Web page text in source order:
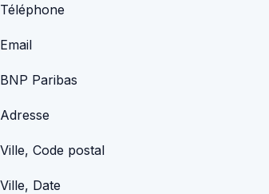
Téléphone
Email
BNP Paribas
Adresse
Ville, Code postal
Ville, Date